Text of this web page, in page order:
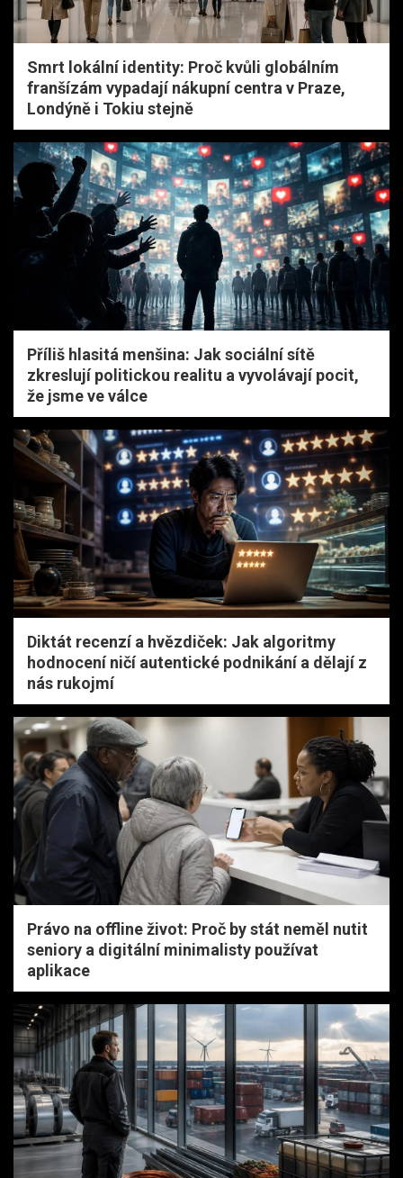
Smrt lokální identity: Proč kvůli globálním
franšízám vypadají nákupní centra v Praze,
Londýně i Tokiu stejně
Příliš hlasitá menšina: Jak sociální sítě
zkreslují politickou realitu a vyvolávají pocit,
že jsme ve válce
Diktát recenzí a hvězdiček: Jak algoritmy
hodnocení ničí autentické podnikání a dělají z
nás rukojmí
Právo na offline život: Proč by stát neměl nutit
seniory a digitální minimalisty používat
aplikace